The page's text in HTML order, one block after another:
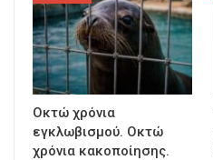
Οκτώ χρόνια
εγκλωβισμού. Οκτώ
χρόνια κακοποίησης.